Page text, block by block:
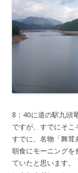
8：40に道の駅九頭
ですが、すでにそこ
すでに、名物「舞茸
朝食にモーニングを
ていたと思います。